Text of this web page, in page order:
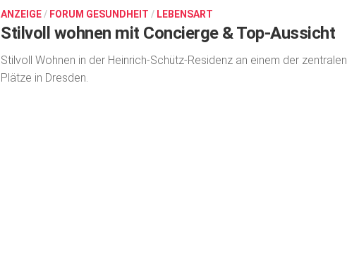
ANZEIGE / FORUM GESUNDHEIT / LEBENSART
Stilvoll wohnen mit Concierge & Top-Aussicht
Stilvoll Wohnen in der Heinrich-Schütz-Residenz an einem der zentralen
Plätze in Dresden.